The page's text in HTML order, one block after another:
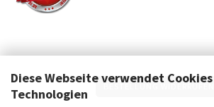
Diese Webseite verwendet
Technologien
BESTELLUNG WIDERRUFEN